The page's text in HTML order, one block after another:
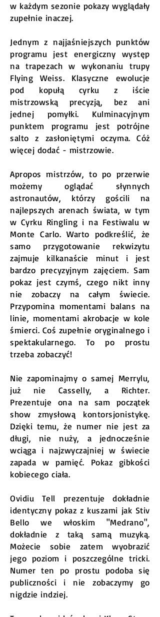
w każdym sezonie pokazy wyglądały
zupełnie inaczej.
Jednym z najjaśniejszych punktów
programu jest energiczny występ
na trapezach w wykonaniu trupy
Flying Weiss. Klasyczne ewolucje
pod kopułą cyrku z iście
mistrzowską precyzją, bez ani
jednej pomyłki. Kulminacyjnym
punktem programu jest potrójne
salto z zasłoniętymi oczyma. Cóż
więcej dodać - mistrzowie.
Apropos mistrzów, to po przerwie
możemy oglądać słynnych
astronautów, którzy gościli na
najlepszych arenach świata, w tym
w Cyrku Ringling i na Festiwalu w
Monte Carlo. Warto podkreślić, że
samo przygotowanie rekwizytu
zajmuje kilkanaście minut i jest
bardzo precyzyjnym zajęciem. Sam
pokaz jest czymś, czego nikt inny
nie zobaczy na całym świecie.
Przypomina momentami balans na
linie, momentami akrobacje w kole
śmierci. Coś zupełnie oryginalnego i
spektakularnego. To po prostu
trzeba zobaczyć!
Nie zapominajmy o samej Merrylu,
już nie Casselly, a Richter.
Prezentuje ona na sam początek
show zmysłową kontorsjonistykę.
Dzięki temu, że numer nie jest za
długi, nie nuży, a jednocześnie
wciąga i najzwyczajniej w świecie
zapada w pamięć. Pokaz gibkości
kobiecego ciała.
Ovidiu Tell prezentuje dokładnie
identyczny pokaz z kuszami jak Stiv
Bello we włoskim "Medrano",
dokładnie z taką samą muzyką.
Możecie sobie zatem wyobrazić
jego poziom i poszczególne tricki.
Numer ten po prostu podoba się
publiczności i nie zobaczymy go
nigdzie indziej.